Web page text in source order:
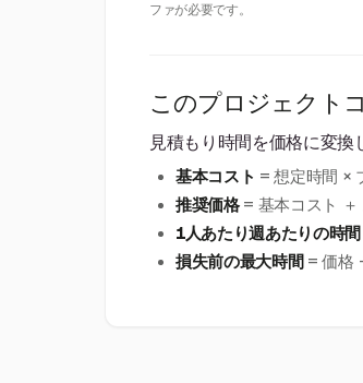
ファが必要です。
このプロジェクト
見積もり時間を価格に変換
基本コスト = 想定時間 ×
推奨価格= 基本コスト ＋
1人あたり週あたりの時間
損失前の最大時間 = 価格